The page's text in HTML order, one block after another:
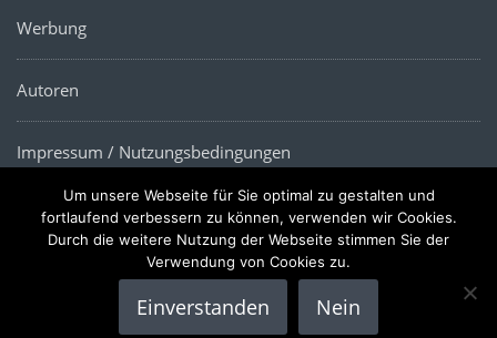
Werbung
Autoren
Impressum / Nutzungsbedingungen
Datenschutz
Um unsere Webseite für Sie optimal zu gestalten und
fortlaufend verbessern zu können, verwenden wir Cookies.
Durch die weitere Nutzung der Webseite stimmen Sie der
Verwendung von Cookies zu.
Einverstanden Nein